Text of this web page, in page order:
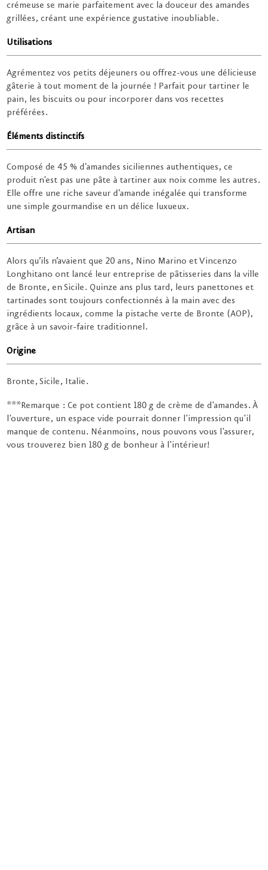
crémeuse se marie parfaitement avec la douceur des amandes
grillées, créant une expérience gustative inoubliable.
Utilisations
Agrémentez vos petits déjeuners ou offrez-vous une délicieuse
gâterie à tout moment de la journée ! Parfait pour tartiner le
pain, les biscuits ou pour incorporer dans vos recettes
préférées.
Éléments distinctifs
Composé de 45 % d'amandes siciliennes authentiques, ce
produit n'est pas une pâte à tartiner aux noix comme les autres.
Elle offre une riche saveur d'amande inégalée qui transforme
une simple gourmandise en un délice luxueux.
Artisan
Alors qu’ils n’avaient que 20 ans, Nino Marino et Vincenzo
Longhitano ont lancé leur entreprise de pâtisseries dans la ville
de Bronte, en Sicile. Quinze ans plus tard, leurs panettones et
tartinades sont toujours confectionnés à la main avec des
ingrédients locaux, comme la pistache verte de Bronte (AOP),
grâce à un savoir-faire traditionnel.
Origine
Bronte, Sicile, Italie.
***Remarque : Ce pot contient 180 g de crème de d'amandes. À
l'ouverture, un espace vide pourrait donner l'impression qu'il
manque de contenu. Néanmoins, nous pouvons vous l'assurer,
vous trouverez bien 180 g de bonheur à l'intérieur!